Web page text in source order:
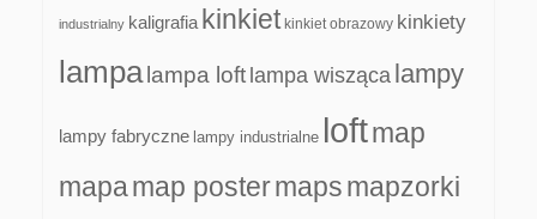
industrialny kaligrafia kinkiet kinkiet obrazowy kinkiety
lampa lampa loft lampa wisząca lampy
lampy fabryczne lampy industrialne loftmap
mapamap postermapsmapzorki